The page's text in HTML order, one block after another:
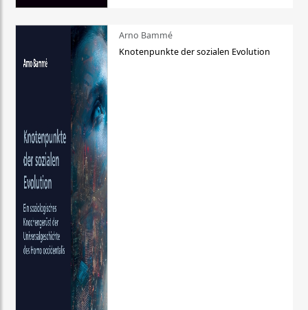
Arno Bammé
Knotenpunkte der sozialen Evolution